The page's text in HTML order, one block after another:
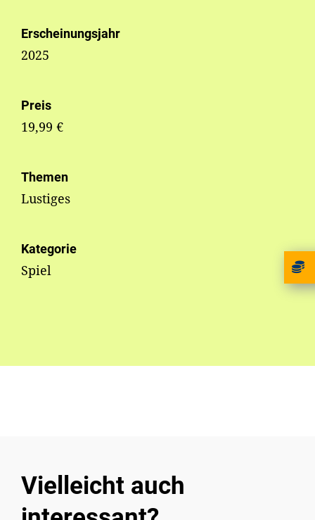
Erscheinungsjahr
2025
Preis
19,99 €
Themen
Lustiges
Kategorie
Spiel
Vielleicht auch